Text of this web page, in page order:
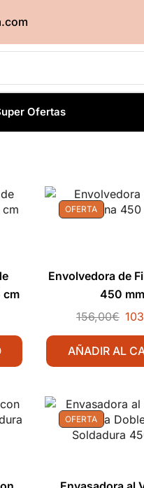
Ofertas
cm
OFERTA
Envolvedora de
450 mm
156,00€
AÑADIR AL
OFERTA